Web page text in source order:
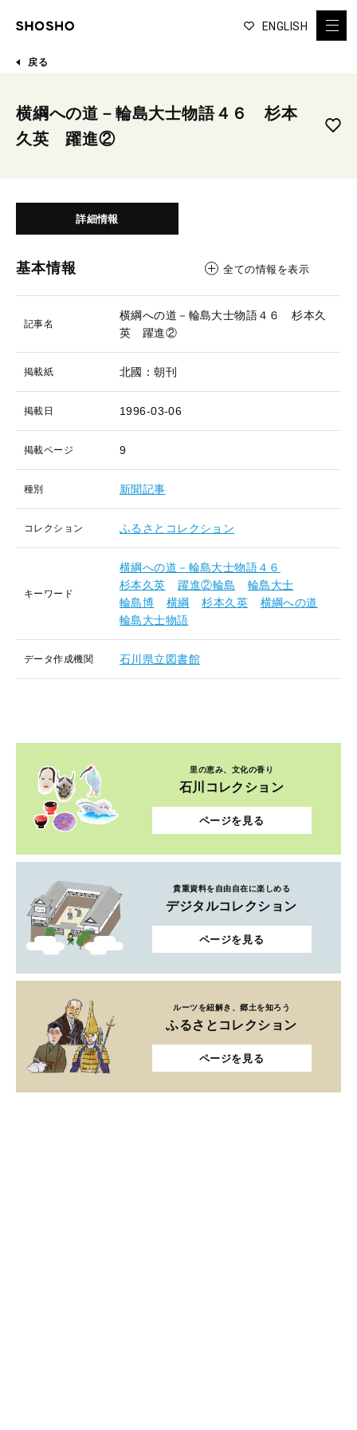
ENGLISH
戻る
横綱への道－輪島大士物語４６ 杉本
久英 躍進②
詳細情報
基本情報 全ての情報を表示
記事名
横綱への道－輪島大士物語４６ 杉本久
英 躍進②
掲載紙 北國：朝刊
掲載日 1996-03-06
掲載ページ 9
種別 新聞記事
コレクション ふるさとコレクション
キーワード
横綱への道－輪島大士物語４６
杉本久英
躍進②輪島
輪島大士
輪島博
横綱 杉本久英
横綱への道
輪島大士物語
データ作成機関 石川県立図書館
里の恵み、文化の香り
石川コレクション
ページを見る
貴重資料を自由自在に楽しめる
デジタルコレクション
ページを見る
ルーツを紐解き、郷土を知ろう
ふるさとコレクション
ページを見る